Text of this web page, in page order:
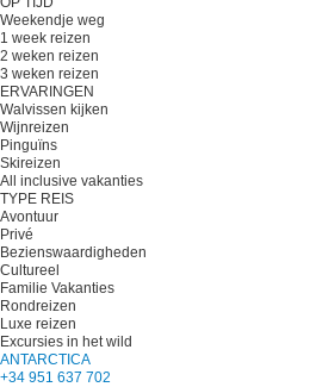
Weekendje weg
1 week reizen
2 weken reizen
3 weken reizen
ERVARINGEN
Walvissen kijken
Wijnreizen
Pinguïns
Skireizen
All inclusive vakanties
TYPE REIS
Avontuur
Privé
Bezienswaardigheden
Cultureel
Familie Vakanties
Rondreizen
Luxe reizen
Excursies in het wild
ANTARCTICA
+34 951 637 702